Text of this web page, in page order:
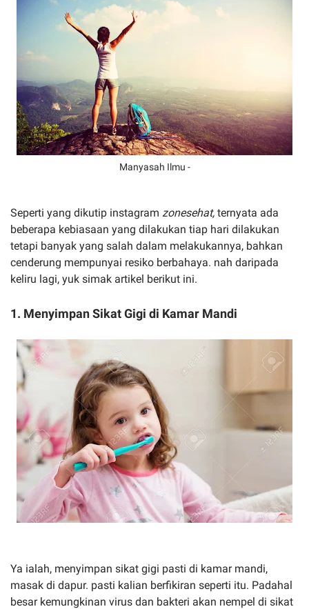
Manyasah Ilmu -
Seperti yang dikutip instagram zonesehat, ternyata ada
beberapa kebiasaan yang dilakukan tiap hari dilakukan
tetapi banyak yang salah dalam melakukannya, bahkan
cenderung mempunyai resiko berbahaya. nah daripada
keliru lagi, yuk simak artikel berikut ini.
1. Menyimpan Sikat Gigi di Kamar Mandi
Ya ialah, menyimpan sikat gigi pasti di kamar mandi,
masak di dapur. pasti kalian berfikiran seperti itu. Padahal
besar kemungkinan virus dan bakteri akan nempel di sikat